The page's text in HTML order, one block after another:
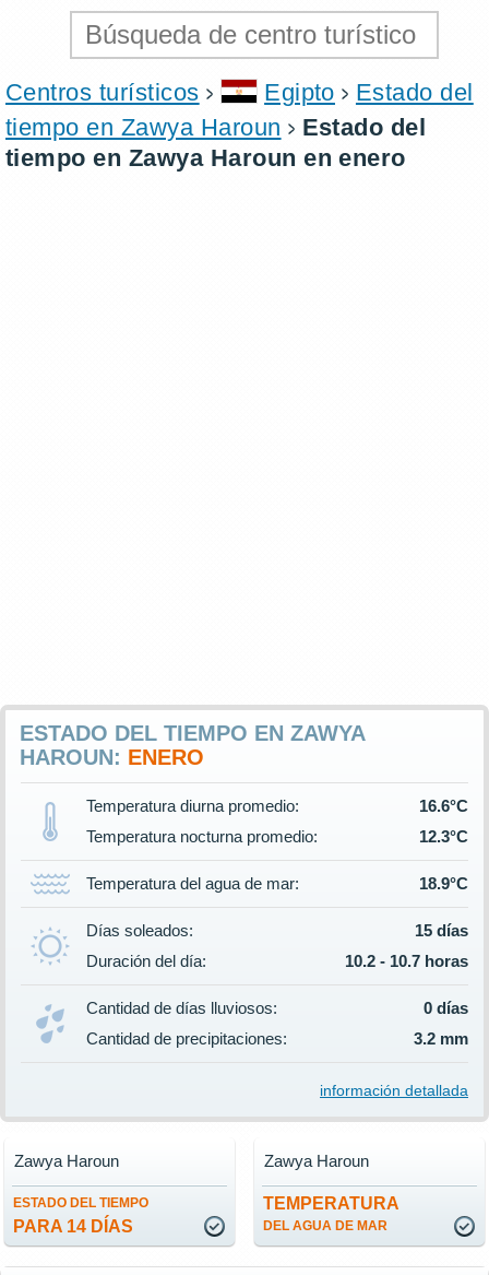
Centros turísticos Egipto
Estado del
tiempo en Zawya Haroun
Estado del
tiempo en Zawya Haroun en enero
ESTADO DEL TIEMPO EN ZAWYA
HAROUN: ENERO
Temperatura diurna promedio:
16.6°C
Temperatura nocturna promedio:
12.3°C
Temperatura del agua de mar: 18.9°C
Días soleados:
15 días
Duración del día:
10.2 - 10.7 horas
Cantidad de días lluviosos:
0 días
Cantidad de precipitaciones:
3.2 mm
información detallada
ESTADO DEL TIEMPO
PARA 14 DÍAS
Zawya Haroun
TEMPERATURA
DEL AGUA DE MAR
Zawya Haroun